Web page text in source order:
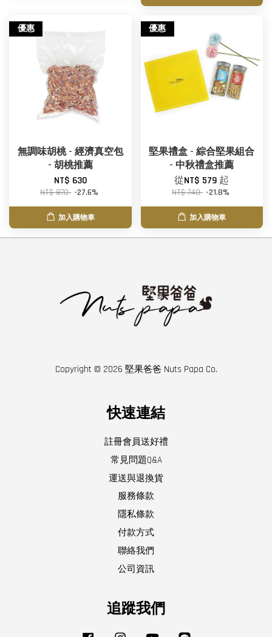
優惠
無調味胡桃 - 經濟真空包
- 胡桃推薦
NT$ 630
NT$ 870 -27.6%
加入購物車
優惠
堅果禮盒 - 綜合堅果組合
- 中秋禮盒推薦
從NT$ 579 起
NT$ 740 -21.8%
加入購物車
Copyright © 2026 堅果爸爸 Nuts Papa Co.
快速連結
註冊會員送好禮
常見問題Q&A
運送與退換貨
服務條款
隱私條款
付款方式
聯絡我們
公司資訊
追蹤我們